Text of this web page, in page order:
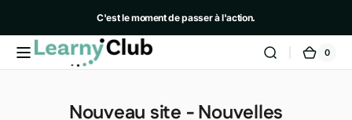
au
contenu
C'est le moment de passer à l'action.
- 20% avec le code LEARNY20
LearnyClub 00
Nouveau site - Nouvelles